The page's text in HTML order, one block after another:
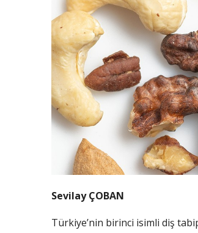
Sevilay ÇOBAN
Türkiye’nin birinci isimli diş